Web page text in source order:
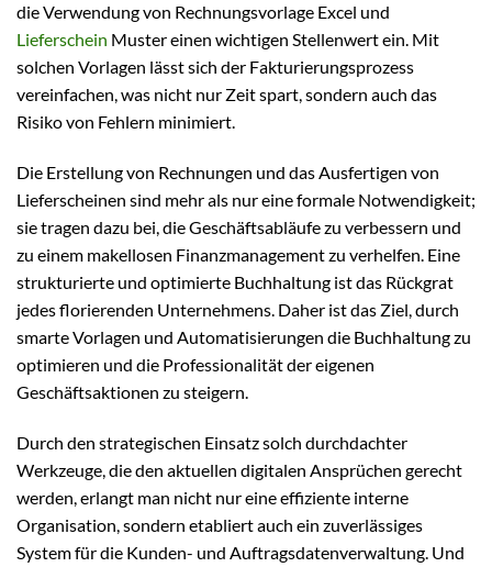
die Verwendung von Rechnungsvorlage Excel und
Lieferschein Muster einen wichtigen Stellenwert ein. Mit
solchen Vorlagen lässt sich der Fakturierungsprozess
vereinfachen, was nicht nur Zeit spart, sondern auch das
Risiko von Fehlern minimiert.
Die Erstellung von Rechnungen und das Ausfertigen von
Lieferscheinen sind mehr als nur eine formale Notwendigkeit;
sie tragen dazu bei, die Geschäftsabläufe zu verbessern und
zu einem makellosen Finanzmanagement zu verhelfen. Eine
strukturierte und optimierte Buchhaltung ist das Rückgrat
jedes florierenden Unternehmens. Daher ist das Ziel, durch
smarte Vorlagen und Automatisierungen die Buchhaltung zu
optimieren und die Professionalität der eigenen
Geschäftsaktionen zu steigern.
Durch den strategischen Einsatz solch durchdachter
Werkzeuge, die den aktuellen digitalen Ansprüchen gerecht
werden, erlangt man nicht nur eine effiziente interne
Organisation, sondern etabliert auch ein zuverlässiges
System für die Kunden- und Auftragsdatenverwaltung. Und